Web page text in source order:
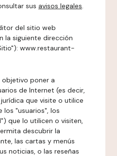
sus avisos legales.
del sitio web
la siguiente dirección
www.restaurant-
poner a
de Internet (es decir,
que visite o utilice
los "usuarios", los
que lo utilicen o visiten,
descubrir la
las cartas y menús
noticias, o las reseñas